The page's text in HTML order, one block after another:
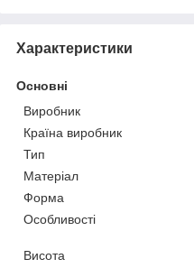
Характеристики
Основні
Виробник
Країна виробник
Тип
Матеріал
Форма
Особливості
Висота